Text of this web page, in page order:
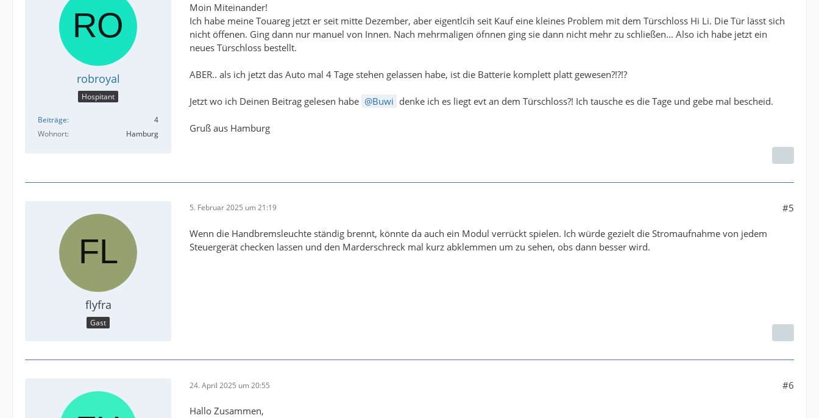
robroyal
Hospitant
Beiträge
4
Wohnort
Hamburg
Moin Miteinander!
Ich habe meine Touareg jetzt er seit mitte Dezember, aber eigentlcih seit Kauf eine kleines Problem mit dem Türschloss Hi Li. Die Tür lässt sich
nicht öffenen. Ging dann nur manuel von Innen. Nach mehrmaligen öfnnen ging sie dann nicht mehr zu schließen... Also ich habe jetzt ein
neues Türschloss bestellt.
ABER.. als ich jetzt das Auto mal 4 Tage stehen gelassen habe, ist die Batterie komplett platt gewesen?!?!?
Jetzt wo ich Deinen Beitrag gelesen habe Buwi denke ich es liegt evt an dem Türschloss?! Ich tausche es die Tage und gebe mal bescheid.
Gruß aus Hamburg
flyfra
Gast
5. Februar 2025 um 21:19 #5
Wenn die Handbremsleuchte ständig brennt, könnte da auch ein Modul verrückt spielen. Ich würde gezielt die Stromaufnahme von jedem
Steuergerät checken lassen und den Marderschreck mal kurz abklemmen um zu sehen, obs dann besser wird.
24. April 2025 um 20:55 #6
Hallo Zusammen,